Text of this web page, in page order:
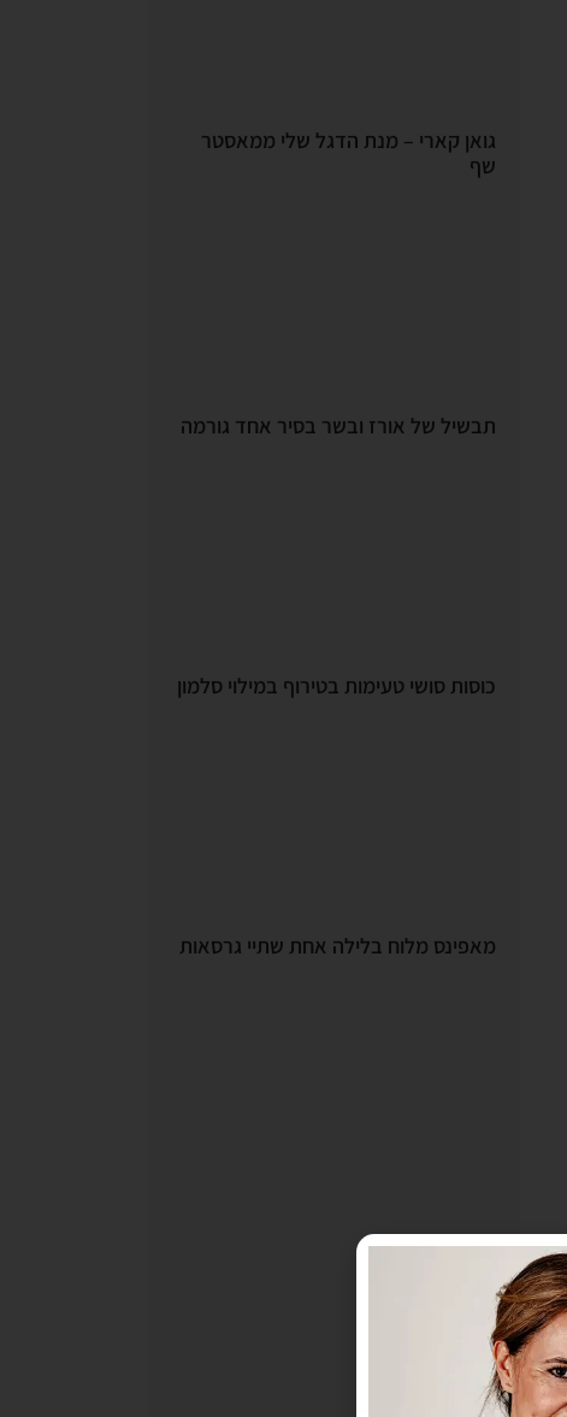
גואן קארי – מנת הדגל שלי ממאסטר
שף
תבשיל של אורז ובשר בסיר אחד גורמה
כוסות סושי טעימות בטירוף במילוי סלמון
מאפינס מלוח בלילה אחת שתיי גרסאות